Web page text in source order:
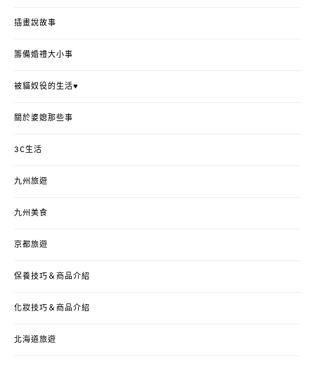
插畫說故事
籌備婚禮大小事
被貓奴役的生活♥
關於婆媳那些事
3C生活
九州旅遊
九州美食
京都旅遊
保養技巧＆商品介紹
化妝技巧＆商品介紹
北海道旅遊